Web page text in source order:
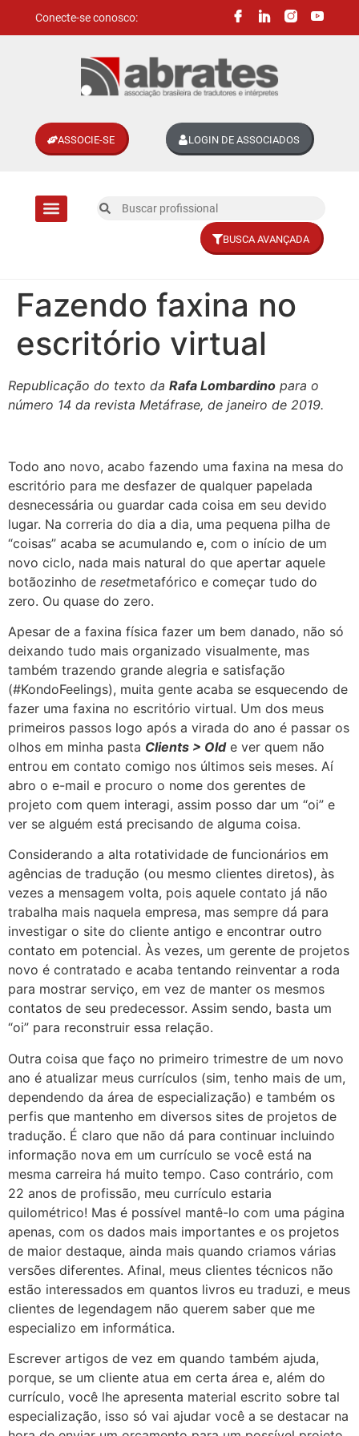
Conecte-se conosco:
ASSOCIE-SE LOGIN DE ASSOCIADOS
BUSCA AVANÇADA
Fazendo faxina no
escritório virtual
Republicação do texto da Rafa Lombardino para o
número 14 da revista Metáfrase, de janeiro de 2019.
Todo ano novo, acabo fazendo uma faxina na mesa do
escritório para me desfazer de qualquer papelada
desnecessária ou guardar cada coisa em seu devido
lugar. Na correria do dia a dia, uma pequena pilha de
“coisas” acaba se acumulando e, com o início de um
novo ciclo, nada mais natural do que apertar aquele
botãozinho de resetmetafórico e começar tudo do
zero. Ou quase do zero.
Apesar de a faxina física fazer um bem danado, não só
deixando tudo mais organizado visualmente, mas
também trazendo grande alegria e satisfação
(#KondoFeelings), muita gente acaba se esquecendo de
fazer uma faxina no escritório virtual. Um dos meus
primeiros passos logo após a virada do ano é passar os
olhos em minha pasta Clients > Olde ver quem não
entrou em contato comigo nos últimos seis meses. Aí
abro o e-mail e procuro o nome dos gerentes de
projeto com quem interagi, assim posso dar um “oi” e
ver se alguém está precisando de alguma coisa.
Considerando a alta rotatividade de funcionários em
agências de tradução (ou mesmo clientes diretos), às
vezes a mensagem volta, pois aquele contato já não
trabalha mais naquela empresa, mas sempre dá para
investigar o site do cliente antigo e encontrar outro
contato em potencial. Às vezes, um gerente de projetos
novo é contratado e acaba tentando reinventar a roda
para mostrar serviço, em vez de manter os mesmos
contatos de seu predecessor. Assim sendo, basta um
“oi” para reconstruir essa relação.
Outra coisa que faço no primeiro trimestre de um novo
ano é atualizar meus currículos (sim, tenho mais de um,
dependendo da área de especialização) e também os
perfis que mantenho em diversos sites de projetos de
tradução. É claro que não dá para continuar incluindo
informação nova em um currículo se você está na
mesma carreira há muito tempo. Caso contrário, com
22 anos de profissão, meu currículo estaria
quilométrico! Mas é possível mantê-lo com uma página
apenas, com os dados mais importantes e os projetos
de maior destaque, ainda mais quando criamos várias
versões diferentes. Afinal, meus clientes técnicos não
estão interessados em quantos livros eu traduzi, e meus
clientes de legendagem não querem saber que me
especializo em informática.
Escrever artigos de vez em quando também ajuda,
porque, se um cliente atua em certa área e, além do
currículo, você lhe apresenta material escrito sobre tal
especialização, isso só vai ajudar você a se destacar na